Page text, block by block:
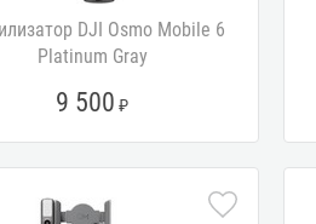
DJI Osmo Mobile 6
Platinum Gray
9 500